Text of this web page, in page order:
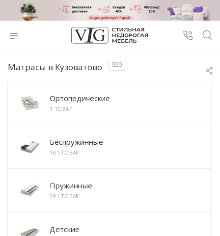
Матрасы в Кузоватово 920
Ортопедические
1 ТОВАР
Беспружинные
101 ТОВАР
Пружинные
591 ТОВАР
Детские